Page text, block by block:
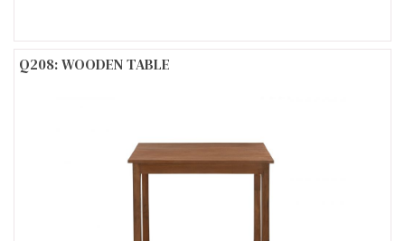
Q208: WOODEN TABLE